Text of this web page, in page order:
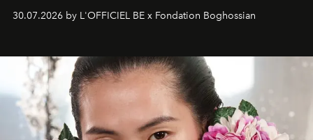
fonkelend Murano-glas creëert de Franse kunstenaar
een emotionele reis waarin elk werk de herinnering
moment van verwondering.
30.07.2026 by L'OFFICIEL BE x Fondation Boghossian